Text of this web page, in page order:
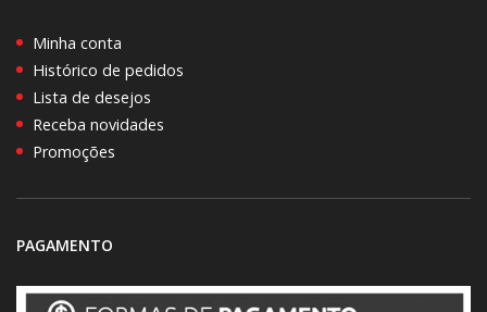
Minha conta
Histórico de pedidos
Lista de desejos
Receba novidades
Promoções
PAGAMENTO